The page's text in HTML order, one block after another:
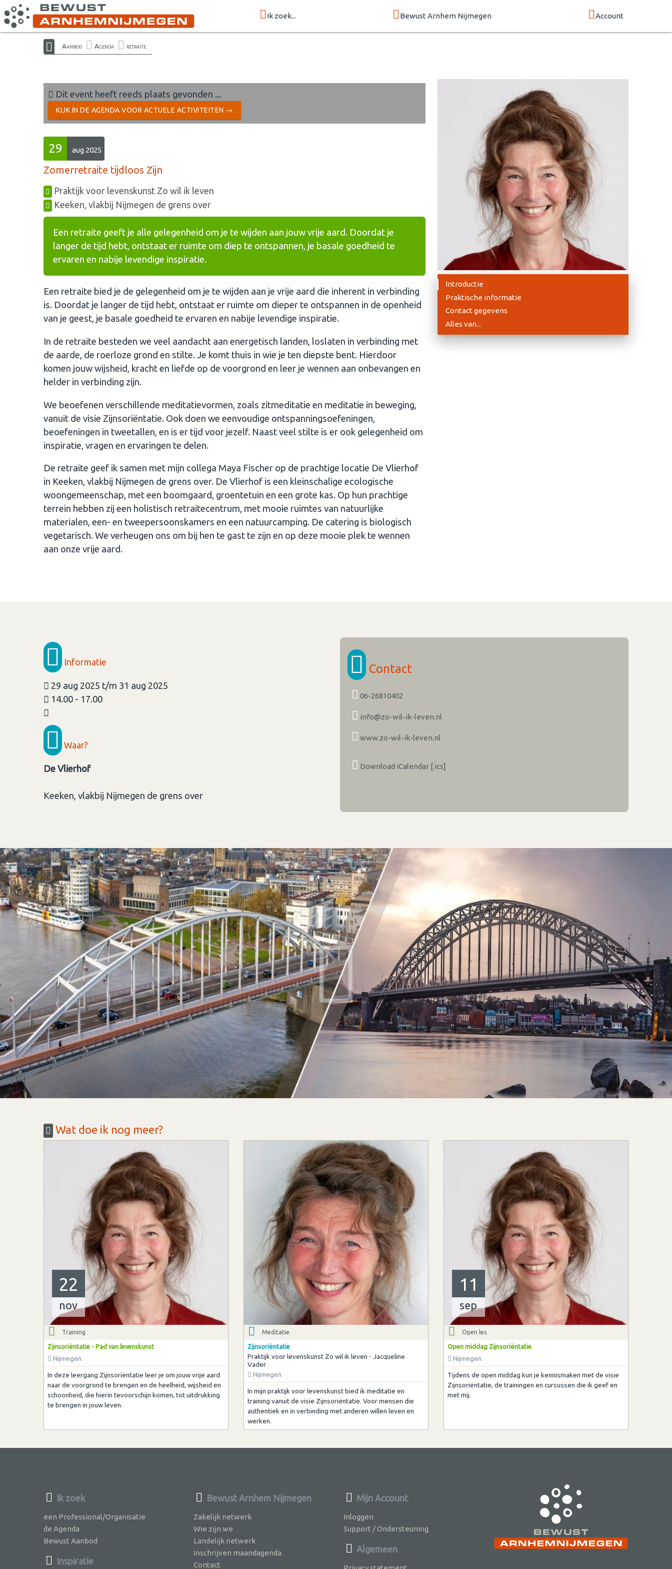
Ik zoek... Bewust Arnhem Nijmegen Account
Aanbod Agenda retraite
Dit event heeft reeds plaats gevonden ...
KIJK IN DE AGENDA VOOR ACTUELE ACTIVITEITEN →
29 aug 2025
Zomerretraite tijdloos Zijn
Praktijk voor levenskunst Zo wil ik leven
Keeken, vlakbij Nijmegen de grens over
Een retraite geeft je alle gelegenheid om je te wijden aan jouw vrije aard. Doordat je
langer de tijd hebt, ontstaat er ruimte om diep te ontspannen, je basale goedheid te
ervaren en nabije levendige inspiratie.
Een retraite bied je de gelegenheid om je te wijden aan je vrije aard die inherent in verbinding
is. Doordat je langer de tijd hebt, ontstaat er ruimte om dieper te ontspannen in de openheid
van je geest, je basale goedheid te ervaren en nabije levendige inspiratie.
In de retraite besteden we veel aandacht aan energetisch landen, loslaten in verbinding met
de aarde, de roerloze grond en stilte. Je komt thuis in wie je ten diepste bent. Hierdoor
komen jouw wijsheid, kracht en liefde op de voorgrond en leer je wennen aan onbevangen en
helder in verbinding zijn.
We beoefenen verschillende meditatievormen, zoals zitmeditatie en meditatie in beweging,
vanuit de visie Zijnsoriëntatie. Ook doen we eenvoudige ontspanningsoefeningen,
beoefeningen in tweetallen, en is er tijd voor jezelf. Naast veel stilte is er ook gelegenheid om
inspiratie, vragen en ervaringen te delen.
De retraite geef ik samen met mijn collega Maya Fischer op de prachtige locatie De Vlierhof
in Keeken, vlakbij Nijmegen de grens over. De Vlierhof is een kleinschalige ecologische
woongemeenschap, met een boomgaard, groentetuin en een grote kas. Op hun prachtige
terrein hebben zij een holistisch retraitecentrum, met mooie ruimtes van natuurlijke
materialen, een- en tweepersoonskamers en een natuurcamping. De catering is biologisch
vegetarisch. We verheugen ons om bij hen te gast te zijn en op deze mooie plek te wennen
aan onze vrije aard.
Introductie
Praktische informatie
Contact gegevens
Alles van...
Informatie
29 aug 2025 t/m 31 aug 2025
14.00 - 17.00
Waar?
De Vlierhof
Keeken, vlakbij Nijmegen de grens over
Contact
06-26810402
info@zo-wil-ik-leven.nl
www.zo-wil-ik-leven.nl
Download iCalendar [.ics]
Wat doe ik nog meer?
22
nov
Training
Zijnsoriëntatie - Pad van levenskunst
Nijmegen
In deze leergang Zijnsoriëntatie leer je om jouw vrije aard
naar de voorgrond te brengen en de heelheid, wijsheid en
schoonheid, die hierin tevoorschijn komen, tot uitdrukking
te brengen in jouw leven.
Meditatie
Zijnsoriëntatie
Praktijk voor levenskunst Zo wil ik leven - Jacqueline
Vader
Nijmegen
In mijn praktijk voor levenskunst bied ik meditatie en
training vanuit de visie Zijnsoriëntatie. Voor mensen die
authentiek en in verbinding met anderen willen leven en
werken.
11
sep
Open les
Open middag Zijnsoriëntatie
Nijmegen
Tijdens de open middag kun je kennismaken met de visie
Zijnsoriëntatie, de trainingen en cursussen die ik geef en
met mij.
Ik zoek
een Professional/Organisatie
de Agenda
Bewust Aanbod
Inspiratie
Bewust Arnhem Nijmegen
Zakelijk netwerk
Wie zijn we
Landelijk netwerk
Inschrijven maandagenda
Contact
Mijn Account
Inloggen
Support / Ondersteuning
Algemeen